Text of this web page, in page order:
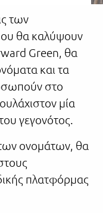
των
θα καλύψουν
Green, θα
και τα
στο
μία
γεγονότος.
ονομάτων, θα
πλατφόρμας